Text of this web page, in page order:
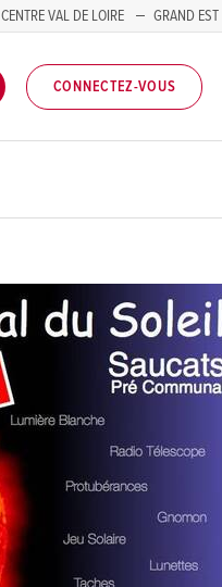
CENTRE VAL DE LOIRE GRAND EST
CONNECTEZ-VOUS